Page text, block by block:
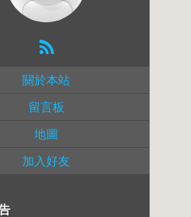
關於本站
留言板
地圖
加入好友